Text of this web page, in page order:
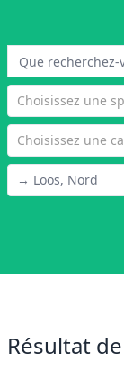
Choisissez une
Choisissez une
→ Loos, Nord
Résultat